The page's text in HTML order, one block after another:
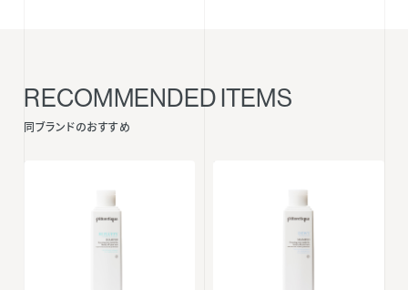
RECOMMENDED ITEMS
同ブランドのおすすめ